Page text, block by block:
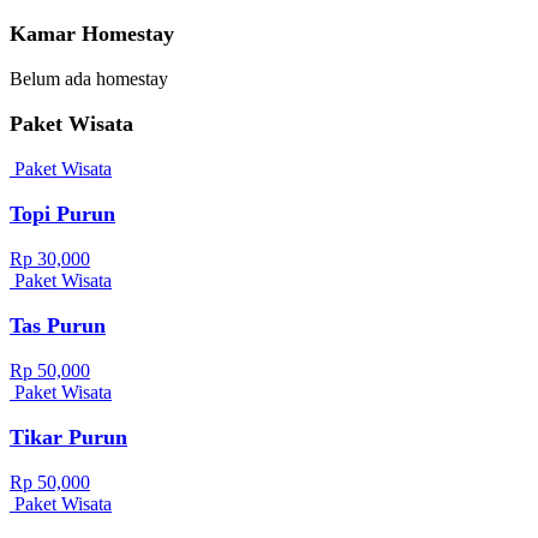
Kamar Homestay
Belum ada homestay
Paket Wisata
Paket Wisata
Topi Purun
Rp 30,000
Paket Wisata
Tas Purun
Rp 50,000
Paket Wisata
Tikar Purun
Rp 50,000
Paket Wisata